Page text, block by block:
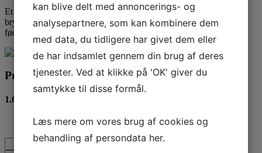
Et parforholdstjek kan også købes som gavekort til et f.eks. et
bryllup, nogen der flytter sammen, en julegave eller
fødselsdagsgave. Bestil gavekort her:
Priser
1.650 kr. (1,5 time)
Navn*
kan blive delt med annoncerings- og
analysepartnere, som kan kombinere dem
med data, du tidligere har givet dem eller
de har indsamlet gennem din brug af deres
tjenester. Ved at klikke på 'OK' giver du
samtykke til disse formål.
Læs mere om vores brug af cookies og
behandling af persondata her.